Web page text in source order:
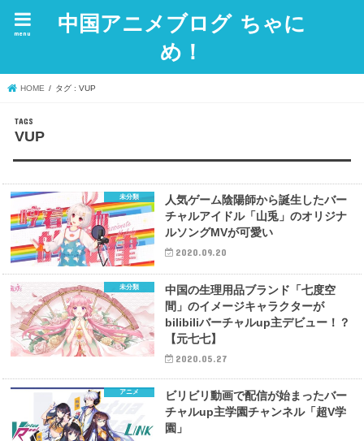
中国アニメブログ ちゃに
め！
menu
HOME タグ : VUP
VUP
未分類
人気ゲーム陰陽師から誕生したバー
チャルアイドル「山兎」のオリジナ
ルソングMVが可愛い
2020.09.20
未分類
中国の生理用品ブランド「七度空
間」のイメージキャラクターが
bilibiliバーチャルup主デビュー！？
【元七七】
2020.05.27
アニメ
ビリビリ動画で配信が始まったバー
チャルup主学園チャンネル「超V学
園」